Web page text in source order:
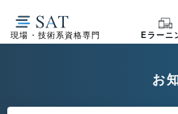
現場・技術系資格専門 Eラーニ
お